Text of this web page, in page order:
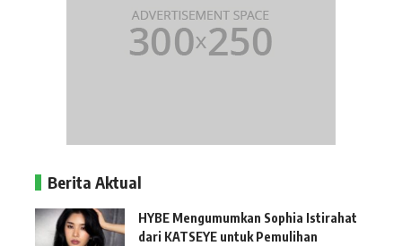
Berita Aktual
HYBE Mengumumkan Sophia Istirahat
dari KATSEYE untuk Pemulihan